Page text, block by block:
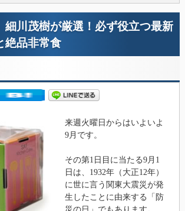
川茂樹が厳選！必ず役立つ最新
絶品非常食
来週火曜日からはいよいよ
9月です。
その第1日目に当たる9月1
日は、1932年（大正12年）
に世に言う関東大震災が発
生したことに由来する「防